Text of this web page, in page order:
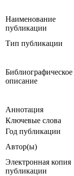
Наименование
публикации
Тип публикации
Библиографическое
описание
Аннотация
Ключевые cлова
Год публикации
Автор(ы)
Электронная копия
публикации